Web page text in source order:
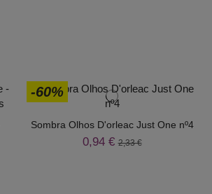
-60%
Sombra Olhos D'orleac Just One nº4
0,94 €2,33 €